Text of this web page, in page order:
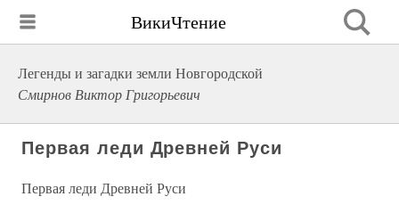
ВикиЧтение
Легенды и загадки земли Новгородской
Смирнов Виктор Григорьевич
Первая леди Древней Руси
Первая леди Древней Руси